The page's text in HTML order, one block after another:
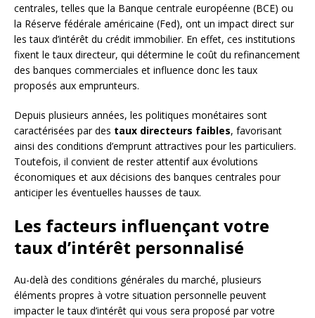
centrales, telles que la Banque centrale européenne (BCE) ou
la Réserve fédérale américaine (Fed), ont un impact direct sur
les taux d’intérêt du crédit immobilier. En effet, ces institutions
fixent le taux directeur, qui détermine le coût du refinancement
des banques commerciales et influence donc les taux
proposés aux emprunteurs.
Depuis plusieurs années, les politiques monétaires sont
caractérisées par des taux directeurs faibles, favorisant
ainsi des conditions d’emprunt attractives pour les particuliers.
Toutefois, il convient de rester attentif aux évolutions
économiques et aux décisions des banques centrales pour
anticiper les éventuelles hausses de taux.
Les facteurs influençant votre
taux d’intérêt personnalisé
Au-delà des conditions générales du marché, plusieurs
éléments propres à votre situation personnelle peuvent
impacter le taux d’intérêt qui vous sera proposé par votre